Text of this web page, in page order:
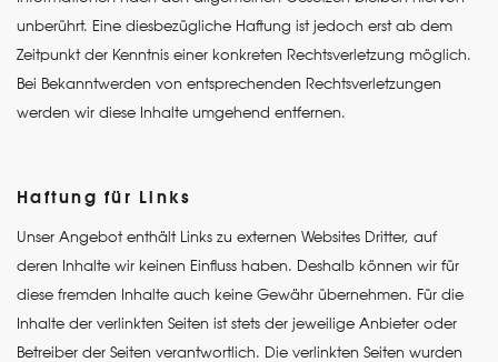
unberührt. Eine diesbezügliche Haftung ist jedoch erst ab dem
Zeitpunkt der Kenntnis einer konkreten Rechtsverletzung möglich.
Bei Bekanntwerden von entsprechenden Rechtsverletzungen
werden wir diese Inhalte umgehend entfernen.
Haftung für Links
Unser Angebot enthält Links zu externen Websites Dritter, auf
deren Inhalte wir keinen Einfluss haben. Deshalb können wir für
diese fremden Inhalte auch keine Gewähr übernehmen. Für die
Inhalte der verlinkten Seiten ist stets der jeweilige Anbieter oder
Betreiber der Seiten verantwortlich. Die verlinkten Seiten wurden